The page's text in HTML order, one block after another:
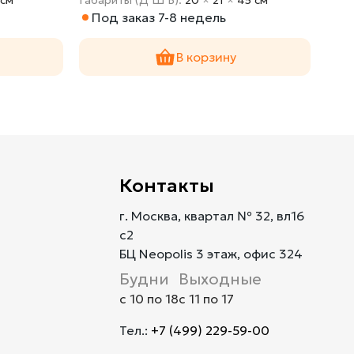
Под заказ 7-8 недель
В корзину
Контакты
г. Москва, квартал № 32, вл16
с2
БЦ Neopolis 3 этаж, офис 324
Будни
с 10 по 18
Выходные
с 11 по 17
Тел.: +7 (499) 229-59-00